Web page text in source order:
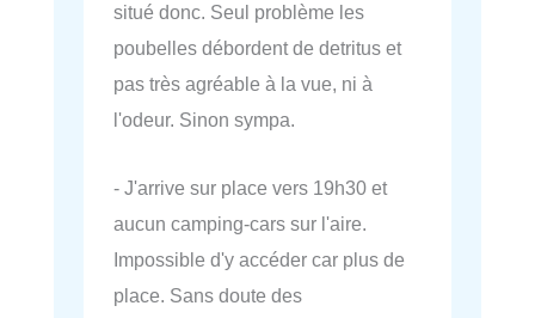
situé donc. Seul problème les
poubelles débordent de detritus et
pas très agréable à la vue, ni à
l'odeur. Sinon sympa.
- J'arrive sur place vers 19h30 et
aucun camping-cars sur l'aire.
Impossible d'y accéder car plus de
place. Sans doute des